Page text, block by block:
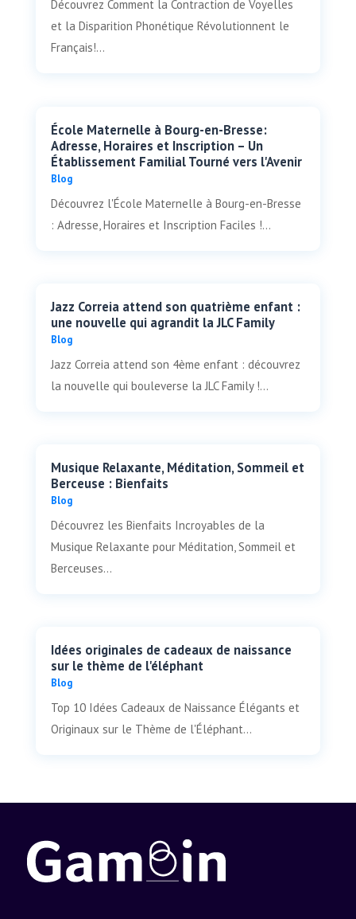
Découvrez Comment la Contraction de Voyelles
et la Disparition Phonétique Révolutionnent le
Français!...
École Maternelle à Bourg-en-Bresse:
Adresse, Horaires et Inscription – Un
Établissement Familial Tourné vers l'Avenir
Blog
Découvrez l'École Maternelle à Bourg-en-Bresse
: Adresse, Horaires et Inscription Faciles !...
Jazz Correia attend son quatrième enfant :
une nouvelle qui agrandit la JLC Family
Blog
Jazz Correia attend son 4ème enfant : découvrez
la nouvelle qui bouleverse la JLC Family !...
Musique Relaxante, Méditation, Sommeil et
Berceuse : Bienfaits
Blog
Découvrez les Bienfaits Incroyables de la
Musique Relaxante pour Méditation, Sommeil et
Berceuses...
Idées originales de cadeaux de naissance
sur le thème de l'éléphant
Blog
Top 10 Idées Cadeaux de Naissance Élégants et
Originaux sur le Thème de l'Éléphant...